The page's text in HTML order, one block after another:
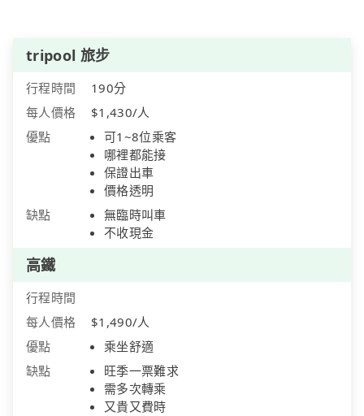
tripool 旅步
行程時間
190分
每人價格
$1,430/人
優點
可1~8位乘客
哪裡都能接
保證出車
價格透明
缺點
無臨時叫車
不收現金
高鐵
行程時間
每人價格
$1,490/人
優點
乘坐舒適
缺點
旺季一票難求
需多次轉乘
又貴又費時